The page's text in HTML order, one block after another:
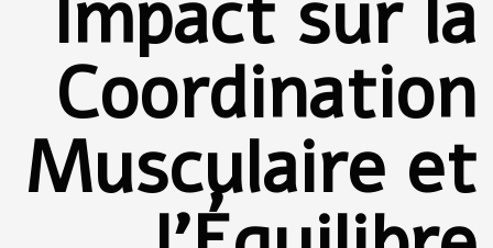
Coordination
Musculaire et